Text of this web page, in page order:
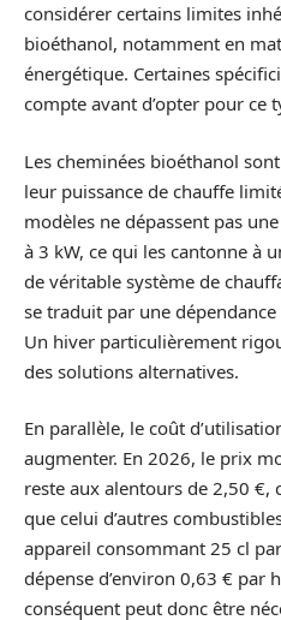
considérer certains limites
bioéthanol, notamment en
énergétique. Certaines
compte avant d’opter pour ce
Les cheminées bioéthanol
leur puissance de chauffe
modèles ne dépassent pas
à 3 kW, ce qui les cantonne à
de véritable système de
se traduit par une
Un hiver particulièrement
des solutions alternatives.
En parallèle, le coût
augmenter. En 2026, le prix
reste aux alentours de 2,50 €,
que celui d’autres
appareil consommant 25 cl
dépense d’environ 0,63 € par
conséquent peut donc être